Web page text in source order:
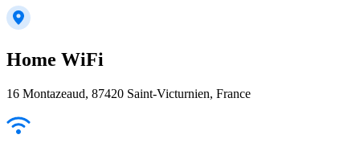
Home WiFi
16 Montazeaud, 87420 Saint-Victurnien, France